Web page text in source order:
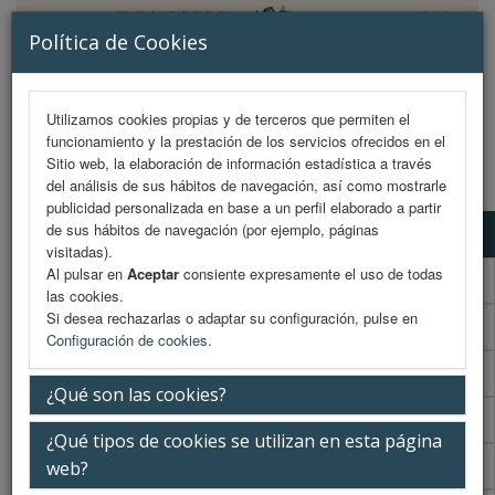
Política de Cookies
Utilizamos cookies propias y de terceros que permiten el
funcionamiento y la prestación de los servicios ofrecidos en el
Sitio web, la elaboración de información estadística a través
del análisis de sus hábitos de navegación, así como mostrarle
publicidad personalizada en base a un perfil elaborado a partir
de sus hábitos de navegación (por ejemplo, páginas
visitadas).
Al pulsar en Aceptar consiente expresamente el uso de todas
las cookies.
Si desea rechazarlas o adaptar su configuración, pulse en
Configuración de cookies.
¿Qué son las cookies?
¿Qué tipos de cookies se utilizan en esta página
web?
MENU
Programa científico
Programa científico (PDF)
Cronograma Programa científico
Programa enfermería
Cronograma Programa enfermería
Normativa comunicaciones